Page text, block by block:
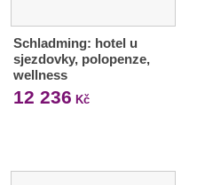
Schladming: hotel u
sjezdovky, polopenze,
wellness
12 236 Kč